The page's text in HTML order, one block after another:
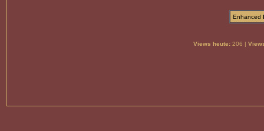
Enhanced
Views heute: 206 |